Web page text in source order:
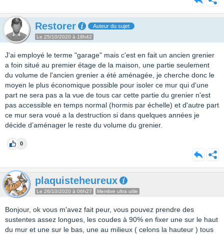
Restorer Auteur du sujet
Le 25/10/2020 à 18h42
J'ai employé le terme "garage" mais c'est en fait un ancien grenier
a foin situé au premier étage de la maison, une partie seulement
du volume de l'ancien grenier a été aménagée, je cherche donc le
moyen le plus économique possible pour isoler ce mur qui d'une
part ne sera pas a la vue de tous car cette partie du grenier n'est
pas accessible en temps normal (hormis par échelle) et d'autre part
ce mur sera voué a la destruction si dans quelques années je
décide d’aménager le reste du volume du grenier.
0
plaquisteheureux
Le 26/10/2020 à 06h27 Membre ultra utile
Bonjour, ok vous m'avez fait peur, vous pouvez prendre des
sustentes assez longues, les coudes à 90% en fixer une sur le haut
du mur et une sur le bas, une au milieux ( celons la hauteur ) tous